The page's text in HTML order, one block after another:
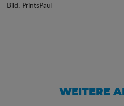
Bild: PrintsPaul
WEITERE